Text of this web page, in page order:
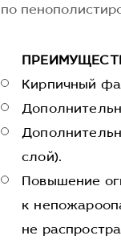
по
Кирпичный
слой).
Повышение
к
не